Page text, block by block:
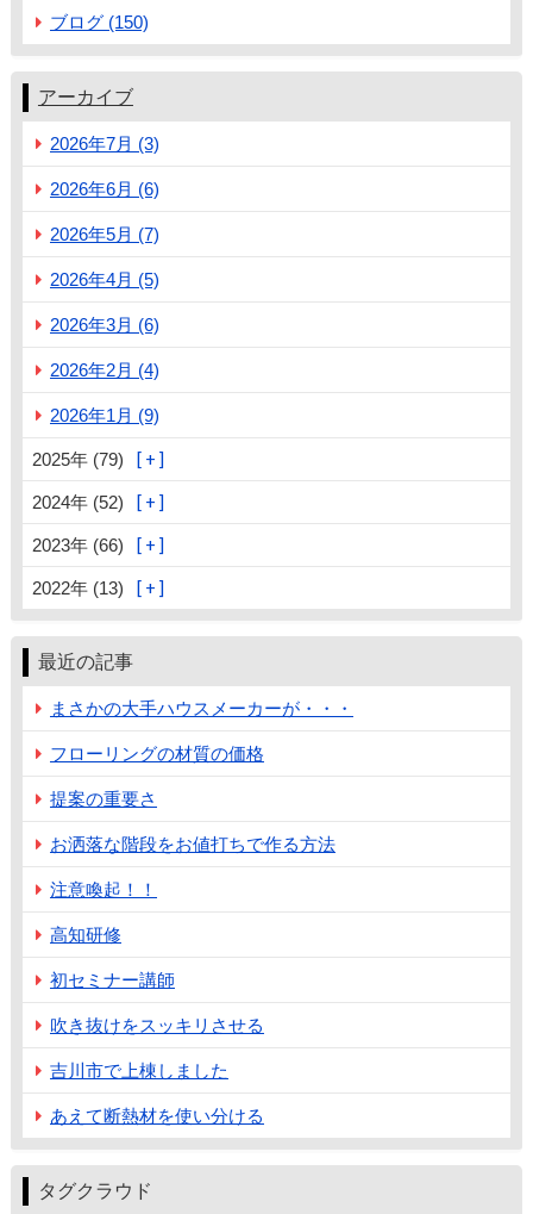
ブログ (150)
アーカイブ
2026年7月 (3)
2026年6月 (6)
2026年5月 (7)
2026年4月 (5)
2026年3月 (6)
2026年2月 (4)
2026年1月 (9)
2025年 (79)
2024年 (52)
2023年 (66)
2022年 (13)
最近の記事
まさかの大手ハウスメーカーが・・・
フローリングの材質の価格
提案の重要さ
お洒落な階段をお値打ちで作る方法
注意喚起！！
高知研修
初セミナー講師
吹き抜けをスッキリさせる
吉川市で上棟しました
あえて断熱材を使い分ける
タグクラウド